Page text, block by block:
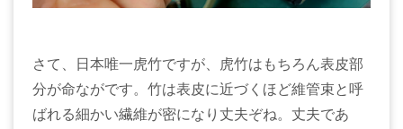
さて、日本唯一虎竹ですが、虎竹はもちろん表皮部
分が命ながです。竹は表皮に近づくほど維管束と呼
ばれる細かい繊維が密になり丈夫ぞね。丈夫であ